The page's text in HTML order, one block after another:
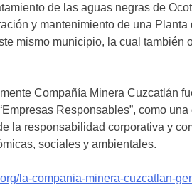
de las aguas negras de
y mantenimiento de una Planta
mismo municipio, la cual también
Compañía Minera Cuzcatlán
Responsables”, como
la responsabilidad corporativa y
sociales y ambientales.
la-compania-minera-cuzcatlan-